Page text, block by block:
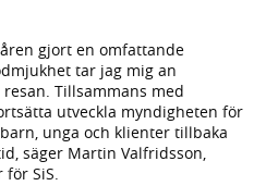
gjort en omfattande
tar jag mig an
Tillsammans med
utveckla myndigheten för
unga och klienter tillbaka
säger Martin Valfridsson,
SiS.